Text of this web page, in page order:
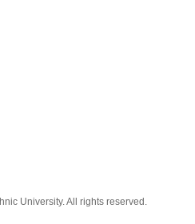
University. All rights reserved.